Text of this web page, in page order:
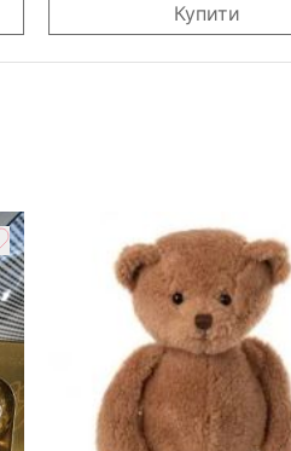
Купити